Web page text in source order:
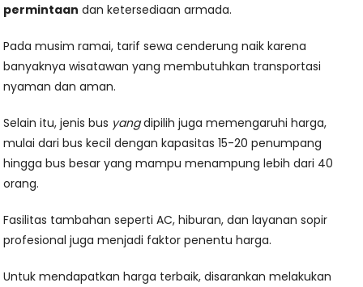
permintaan dan ketersediaan armada.
Pada musim ramai, tarif sewa cenderung naik karena
banyaknya wisatawan yang membutuhkan transportasi
nyaman dan aman.
Selain itu, jenis bus yangdipilih juga memengaruhi harga,
mulai dari bus kecil dengan kapasitas 15-20 penumpang
hingga bus besar yang mampu menampung lebih dari 40
orang.
Fasilitas tambahan seperti AC, hiburan, dan layanan sopir
profesional juga menjadi faktor penentu harga.
Untuk mendapatkan harga terbaik, disarankan melakukan